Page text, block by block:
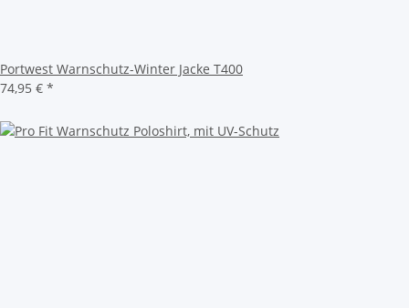
Portwest Warnschutz-Winter Jacke T400
74,95 € *